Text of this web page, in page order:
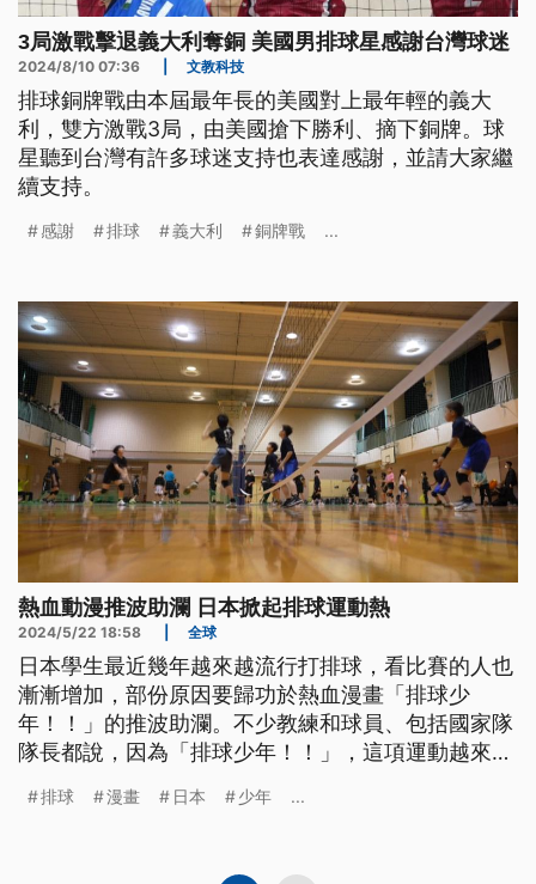
3局激戰擊退義大利奪銅 美國男排球星感謝台灣球迷
2024/8/10 07:36 文教科技
排球銅牌戰由本屆最年長的美國對上最年輕的義大
利，雙方激戰3局，由美國搶下勝利、摘下銅牌。球
星聽到台灣有許多球迷支持也表達感謝，並請大家繼
續支持。
感謝 排球 義大利 銅牌戰 ...
熱血動漫推波助瀾 日本掀起排球運動熱
2024/5/22 18:58 全球
日本學生最近幾年越來越流行打排球，看比賽的人也
漸漸增加，部份原因要歸功於熱血漫畫「排球少
年！！」的推波助瀾。不少教練和球員、包括國家隊
隊長都說，因為「排球少年！！」，這項運動越來越
排球 漫畫 日本 少年 ...